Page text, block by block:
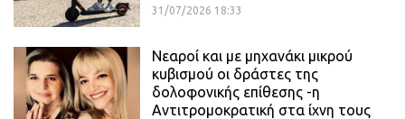
31/07/2026 18:33
Νεαροί και με μηχανάκι μικρού
κυβισμού οι δράστες της
δολοφονικής επίθεσης -η
Αντιτρομοκρατική στα ίχνη τους